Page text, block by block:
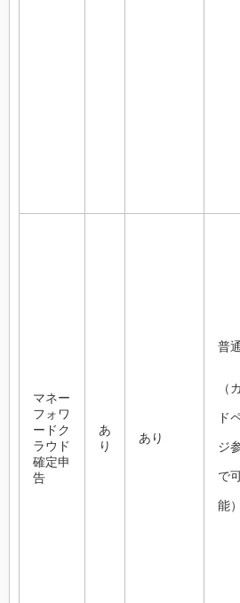
マネー
フォワ
ードク
ラウド
確定申
告
あ
り
あり
普通
（
ド
ジ
で
能）